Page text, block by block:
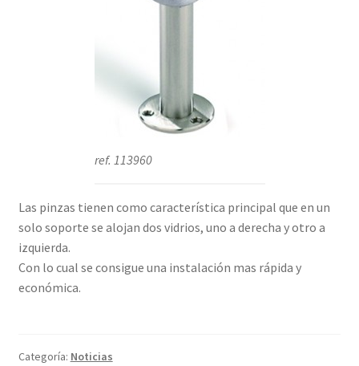
ref. 113960
Las pinzas tienen como característica principal que en un
solo soporte se alojan dos vidrios, uno a derecha y otro a
izquierda.
Con lo cual se consigue una instalación mas rápida y
económica.
Categoría: Noticias